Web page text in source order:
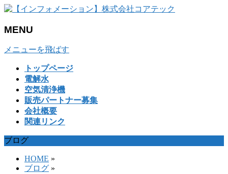
MENU
メニューを飛ばす
トップページ
電解水
空気清浄機
販売パートナー募集
会社概要
関連リンク
ブログ
HOME »
ブログ »